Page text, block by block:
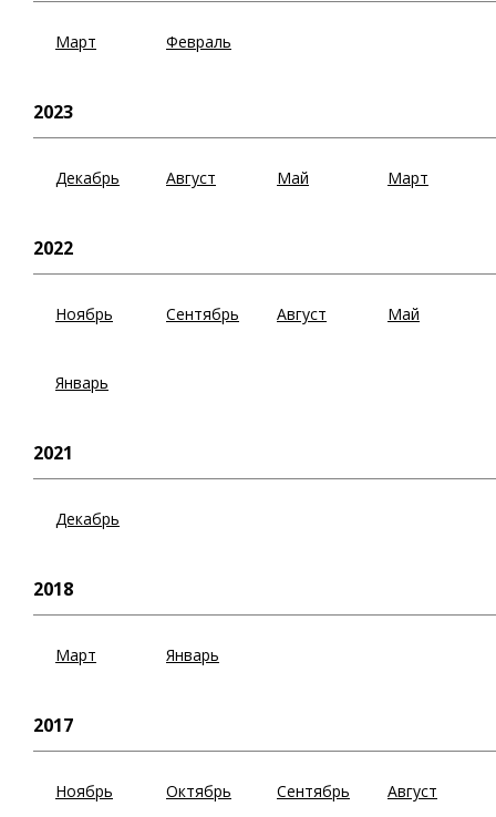
Март Февраль
2023
Декабрь Август Май Март
2022
Ноябрь Сентябрь Август Май
Январь
2021
Декабрь
2018
Март Январь
2017
Ноябрь Октябрь Сентябрь Август